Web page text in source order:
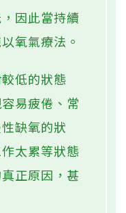
因此當持續
氧氣療法。
低的狀態
易疲倦、常
缺氧的狀
太累等狀態
正原因，甚